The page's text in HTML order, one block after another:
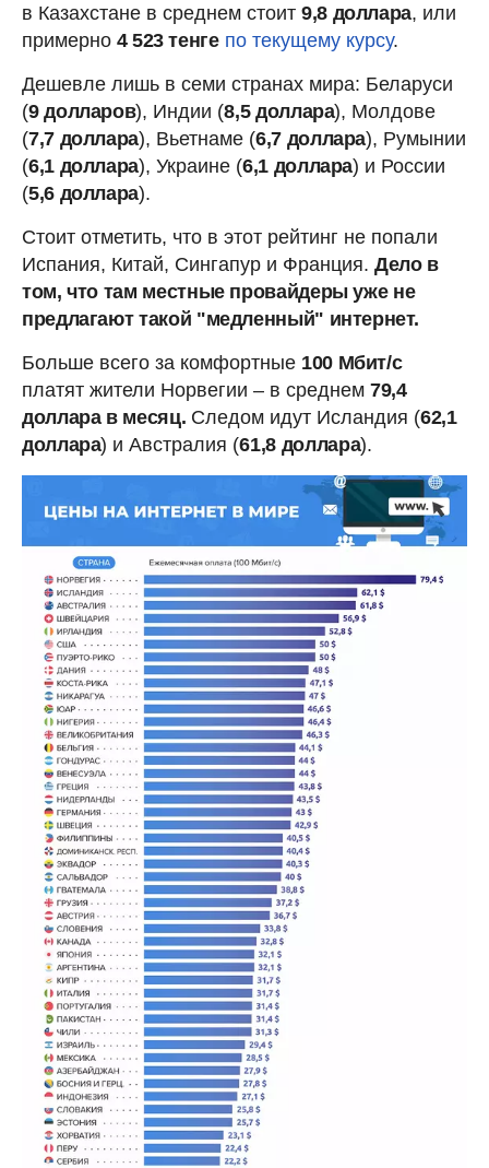
в Казахстане в среднем стоит 9,8 доллара, или
примерно 4 523 тенге по текущему курсу.
Дешевле лишь в семи странах мира: Беларуси
(9 долларов), Индии (8,5 доллара), Молдове
(7,7 доллара), Вьетнаме (6,7 доллара), Румынии
(6,1 доллара), Украине (6,1 доллара) и России
(5,6 доллара).
Стоит отметить, что в этот рейтинг не попали
Испания, Китай, Сингапур и Франция. Дело в
том, что там местные провайдеры уже не
предлагают такой "медленный" интернет.
Больше всего за комфортные 100 Мбит/с
платят жители Норвегии – в среднем 79,4
доллара в месяц. Следом идут Исландия (62,1
доллара) и Австралия (61,8 доллара).